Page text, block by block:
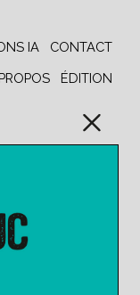
CONTACT
IA
ÉDITION